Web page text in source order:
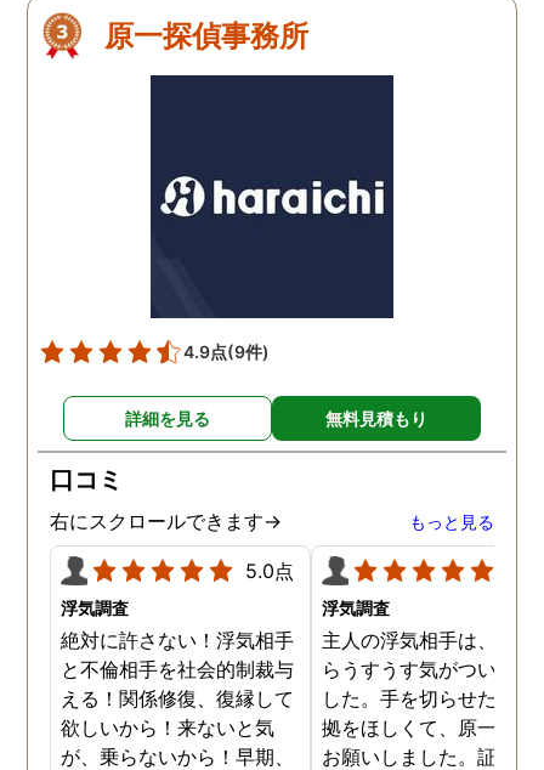
使わないと、調査費のみ
と思います。そのような
原一探偵事務所
4.9点(9件)
詳細を見る 無料見積もり
口コミ
右にスクロールできます→ もっと見る
5.0点
浮気調査
絶対に許さない！浮気相手
と不倫相手を社会的制裁与
える！関係修復、復縁して
欲しいから！来ないと気
が、乗らないから！早期、
浮気調査
主人の浮気相手は、以前
らうすうす気がついてい
した。手を切らせたくて
拠をほしくて、原一さん
お願いしました。証拠を